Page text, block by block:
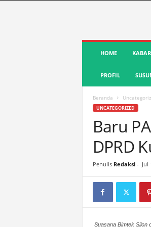
a
HOME
PROFIL
Beranda
UNCATEGORIZED
Baru
DPRD
Penulis Redaksi- Jul
Suasana Bimtek Silon